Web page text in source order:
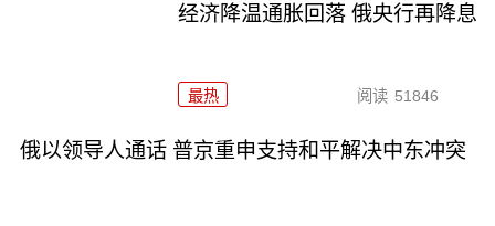
经济降温通胀回落 俄央行再降息
最热 阅读 51846
俄以领导人通话 普京重申支持和平解决中东冲突